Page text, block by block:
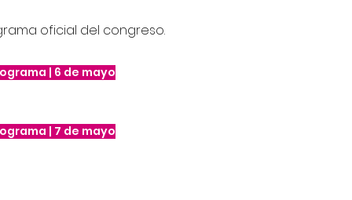
oficial del congreso.
| 6 de mayo
| 7 de mayo